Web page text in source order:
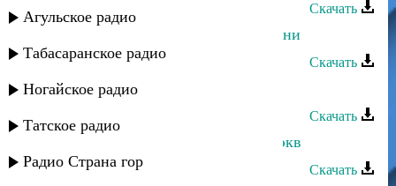
Агульское радио
Табасаранское радио
Ногайское радио
Татское радио
Радио Страна гор
Скачать
Дурия Рагимова - Перихануман мани
Скачать
Дурия Рагимова - Наз гумир
Скачать
Дурия Рагимова - Муьгьуьбатдин экв
Скачать